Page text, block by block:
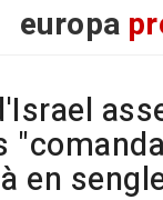
europa
en